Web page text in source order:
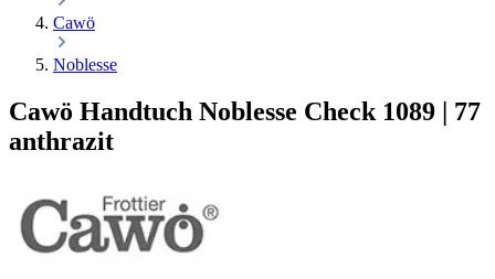
Cawö
Noblesse
Cawö Handtuch Noblesse Check 1089 | 77
anthrazit